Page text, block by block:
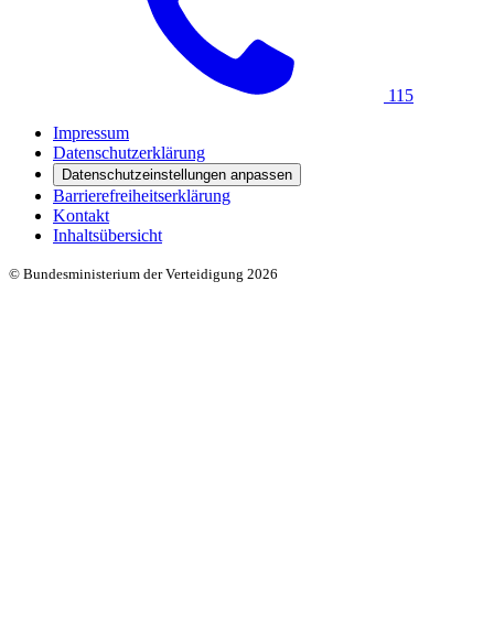
115
Impressum
Datenschutzerklärung
Datenschutzeinstellungen anpassen
Barrierefreiheitserklärung
Kontakt
Inhaltsübersicht
© Bundesministerium der Verteidigung 2026